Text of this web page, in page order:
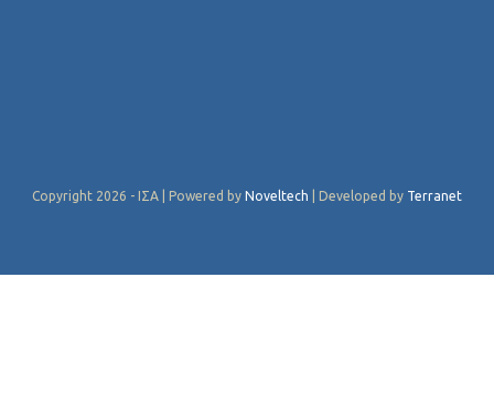
Copyright 2026 - ΙΣΑ | Powered by Noveltech | Developed by Terranet